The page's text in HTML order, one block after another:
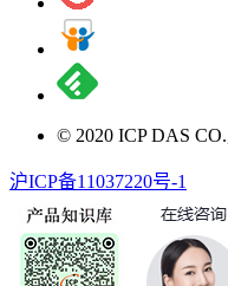
© 2020 ICP DAS
沪ICP备11037220号-1